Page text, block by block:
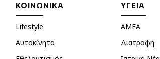
ΚΟΙΝΩΝΙΚΑ
Lifestyle
Αυτοκίνητα
ΥΓΕΙΑ
ΑΜΕΑ
Διατροφή